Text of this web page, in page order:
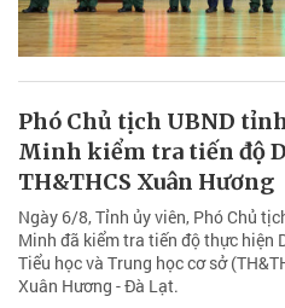
Phó Chủ tịch UBND
Minh kiểm tra tiến độ
TH&THCS Xuân Hương
Ngày 6/8, Tỉnh ủy viên, Phó Chủ
Minh đã kiểm tra tiến độ thực hiện
Tiểu học và Trung học cơ sở
Xuân Hương - Đà Lạt.